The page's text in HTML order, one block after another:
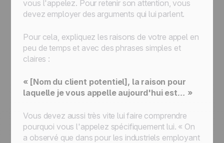
vous l'appelez. Pour retenir son attention, vous
devez employer des arguments qui lui parlent.
Pour cela, expliquez les raisons de votre appel en
peu de temps et avec des phrases simples et
claires :
« [Nom du client potentiel], la raison pour
laquelle je vous appelle aujourd'hui est… »
Vous devez aussi très vite lui faire comprendre
pourquoi vous l'appelez spécifiquement lui. « On
a observé que dans pour les industriels employant